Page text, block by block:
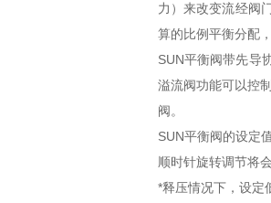
力）来改变流经阀
算的比例平衡分配
SUN平衡阀带先导
溢流阀功能可以控
阀。
SUN平衡阀的设定
顺时针旋转调节将
*释压情况下，设定